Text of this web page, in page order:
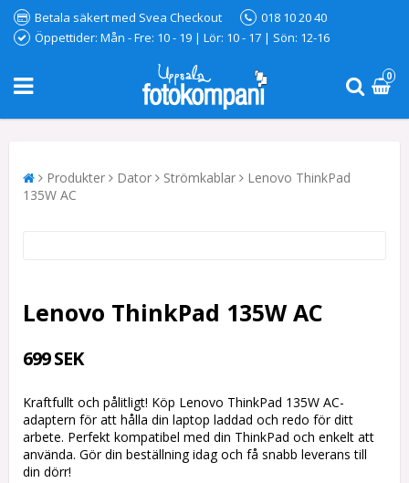
Betala säkert med Svea Checkout
018 10 20 40
Öppettider: Mån - Fre: 10 - 19 | Lör: 10 - 17 | Sön: 12-16
0
Produkter Dator Strömkablar
Lenovo ThinkPad
135W AC
Lenovo ThinkPad 135W AC
699 SEK
Kraftfullt och pålitligt! Köp Lenovo ThinkPad 135W AC-
adaptern för att hålla din laptop laddad och redo för ditt
arbete. Perfekt kompatibel med din ThinkPad och enkelt att
använda. Gör din beställning idag och få snabb leverans till
din dörr!